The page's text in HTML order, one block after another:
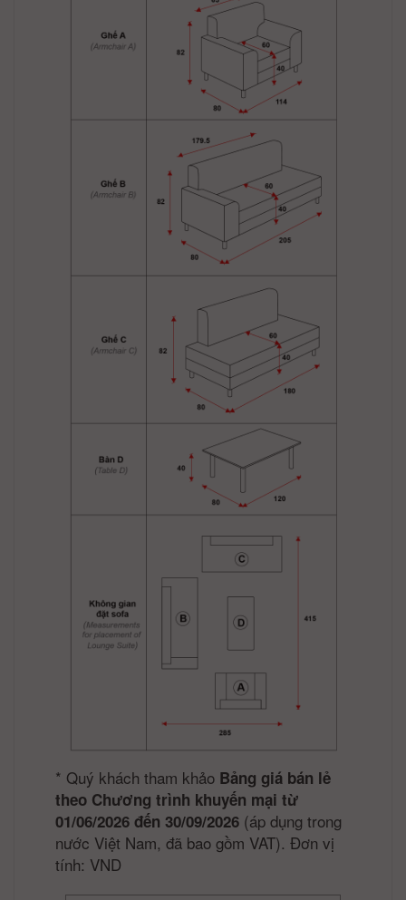
* Quý khách tham khảo Bảng giá bán lẻ
theo Chương trình khuyến mại từ
01/06/2026 đến 30/09/2026 (áp dụng trong
nước Việt Nam, đã bao gồm VAT). Đơn vị
tính: VND